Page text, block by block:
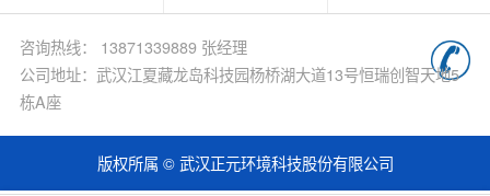
咨询热线： 13871339889 张经理
公司地址：武汉江夏藏龙岛科技园杨桥湖大道13号恒瑞创智天地5
栋A座
版权所属 © 武汉正元环境科技股份有限公司